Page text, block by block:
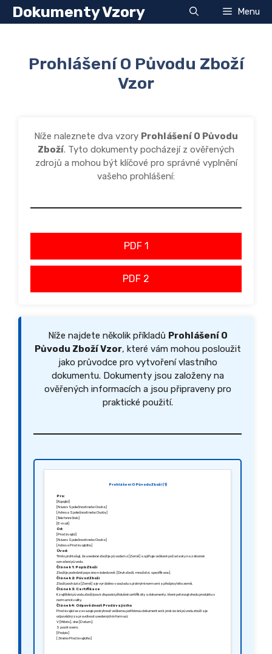
Přeskočit
Dokumenty Vzory Menu
Prohlášení O Původu Zboží
Vzor
Níže naleznete dva vzory Prohlášení O Původu
Zboží. Tyto dokumenty pocházejí z ověřených
zdrojů a mohou být klíčové pro správné vyplnění
vašeho prohlášení:
PDF 1
PDF 2
Níže najdete několik příkladů Prohlášení O
Původu Zboží Vzor, které vám mohou posloužit
jako průvodce pro vytvoření vlastního
dokumentu. Dokumenty jsou založeny na
ověřených informacích a jsou připraveny pro
praktické použití.
Prohlášení O Původu Zboží (1)
Pro:
[Kupující]
[Název Společnosti nebo Osoba]
[Adresa Společnosti nebo Osoby]
[Telefonní číslo]
[E-mail]
Od:
[Prodávající]
[Název Společnosti nebo Osoba]
[Adresa Prodávajícího]
Úvod:
Tímto prohlašuji, že uvedené zboží je původem z [Země] a splňuje veškeré požadavky na zákonné
označení původu.
Článek 1: Popis Zboží
Zboží je podrobně popsáno následovně: [Druh zboží, množství, specifikace].
Článek 2: Původ Zboží
Zboží pochází z [Země] a je vyráběno v souladu s platnými normami a předpisy této země.
Článek 3: Certifikace
K zajištění původu zboží jsou k dispozici příslušné certifikáty a dokumenty, které potvrzují shodu produktu s
normami kvality.
Článek 4: Odpovědnost Prodávajícího
Prodávající se zavazuje poskytnout veškerou potřebnou dokumentaci k prokázání původu zboží a je
odpovědný za pravdivost uvedených informací.
V [Město], dne [Datum].
S pozdravem,
[Podpis]
[Jméno Prodávajícího]